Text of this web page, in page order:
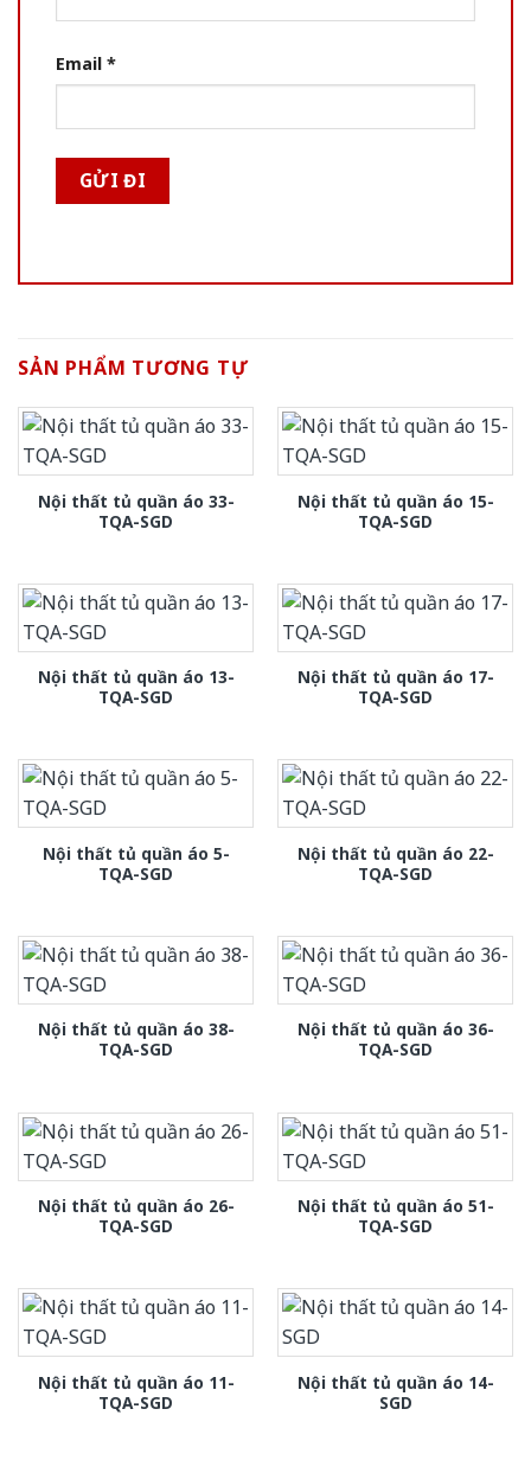
Email *
SẢN PHẨM TƯƠNG TỰ
Nội thất tủ quần áo 33-
TQA-SGD
Nội thất tủ quần áo 15-
TQA-SGD
Nội thất tủ quần áo 13-
TQA-SGD
Nội thất tủ quần áo 17-
TQA-SGD
Nội thất tủ quần áo 5-
TQA-SGD
Nội thất tủ quần áo 22-
TQA-SGD
Nội thất tủ quần áo 38-
TQA-SGD
Nội thất tủ quần áo 36-
TQA-SGD
Nội thất tủ quần áo 26-
TQA-SGD
Nội thất tủ quần áo 51-
TQA-SGD
Nội thất tủ quần áo 11-
TQA-SGD
Nội thất tủ quần áo 14-
SGD